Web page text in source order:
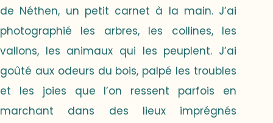
de Néthen, un petit carnet à la main. J’ai
photographié les arbres, les collines, les
vallons, les animaux qui les peuplent. J’ai
goûté aux odeurs du bois, palpé les troubles
et les joies que l’on ressent parfois en
marchant dans des lieux imprégnés